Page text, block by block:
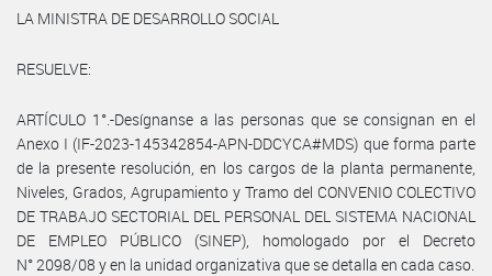
LA MINISTRA DE DESARROLLO SOCIAL
RESUELVE:
ARTÍCULO 1°.-Desígnanse a las personas que se consignan en el
Anexo I (IF-2023-145342854-APN-DDCYCA#MDS) que forma parte
de la presente resolución, en los cargos de la planta permanente,
Niveles, Grados, Agrupamiento y Tramo del CONVENIO COLECTIVO
DE TRABAJO SECTORIAL DEL PERSONAL DEL SISTEMA NACIONAL
DE EMPLEO PÚBLICO (SINEP), homologado por el Decreto
N° 2098/08 y en la unidad organizativa que se detalla en cada caso.